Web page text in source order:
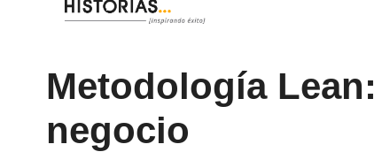
contenido
Metodología
negocio